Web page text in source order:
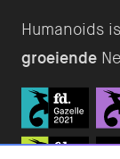
Humanoids
groeiende